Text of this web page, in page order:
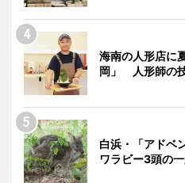
海南の人形店に
岡」 人形師の
白浜・「アドベ
ワラビー3頭の